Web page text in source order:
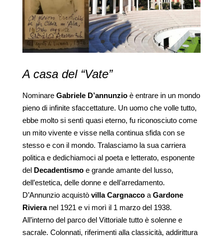
A casa del “Vate”
Nominare Gabriele D’annunzioè entrare in un mondo
pieno di infinite sfaccettature. Un uomo che volle tutto,
ebbe molto si sentì quasi eterno, fu riconosciuto come
un mito vivente e visse nella continua sfida con se
stesso e con il mondo. Tralasciamo la sua carriera
politica e dedichiamoci al poeta e letterato, esponente
del Decadentismoe grande amante del lusso,
dell’estetica, delle donne e dell’arredamento.
D’Annunzio acquistò villa Cargnaccoa Gardone
Rivieranel 1921 e vi morì il 1 marzo del 1938.
All’interno del parco del Vittoriale tutto è solenne e
sacrale. Colonnati, riferimenti alla classicità, addirittura